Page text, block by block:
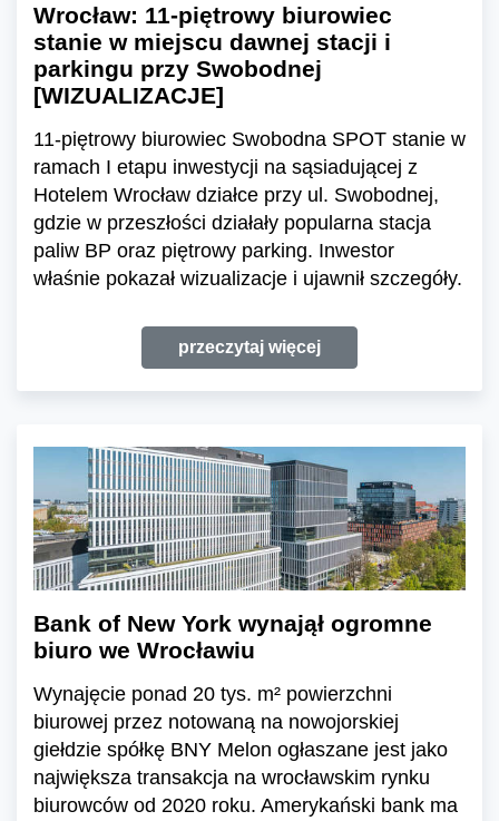
Wrocław: 11-piętrowy biurowiec
stanie w miejscu dawnej stacji i
parkingu przy Swobodnej
[WIZUALIZACJE]
11-piętrowy biurowiec Swobodna SPOT stanie w
ramach I etapu inwestycji na sąsiadującej z
Hotelem Wrocław działce przy ul. Swobodnej,
gdzie w przeszłości działały popularna stacja
paliw BP oraz piętrowy parking. Inwestor
właśnie pokazał wizualizacje i ujawnił szczegóły.
przeczytaj więcej
Bank of New York wynajął ogromne
biuro we Wrocławiu
Wynajęcie ponad 20 tys. m² powierzchni
biurowej przez notowaną na nowojorskiej
giełdzie spółkę BNY Melon ogłaszane jest jako
największa transakcja na wrocławskim rynku
biurowców od 2020 roku. Amerykański bank ma